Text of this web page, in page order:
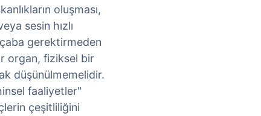
oluşması,
sesin hızlı
gerektirmeden
organ, fiziksel bir
düşünülmemelidir.
faaliyetler"
çeşitliliğini